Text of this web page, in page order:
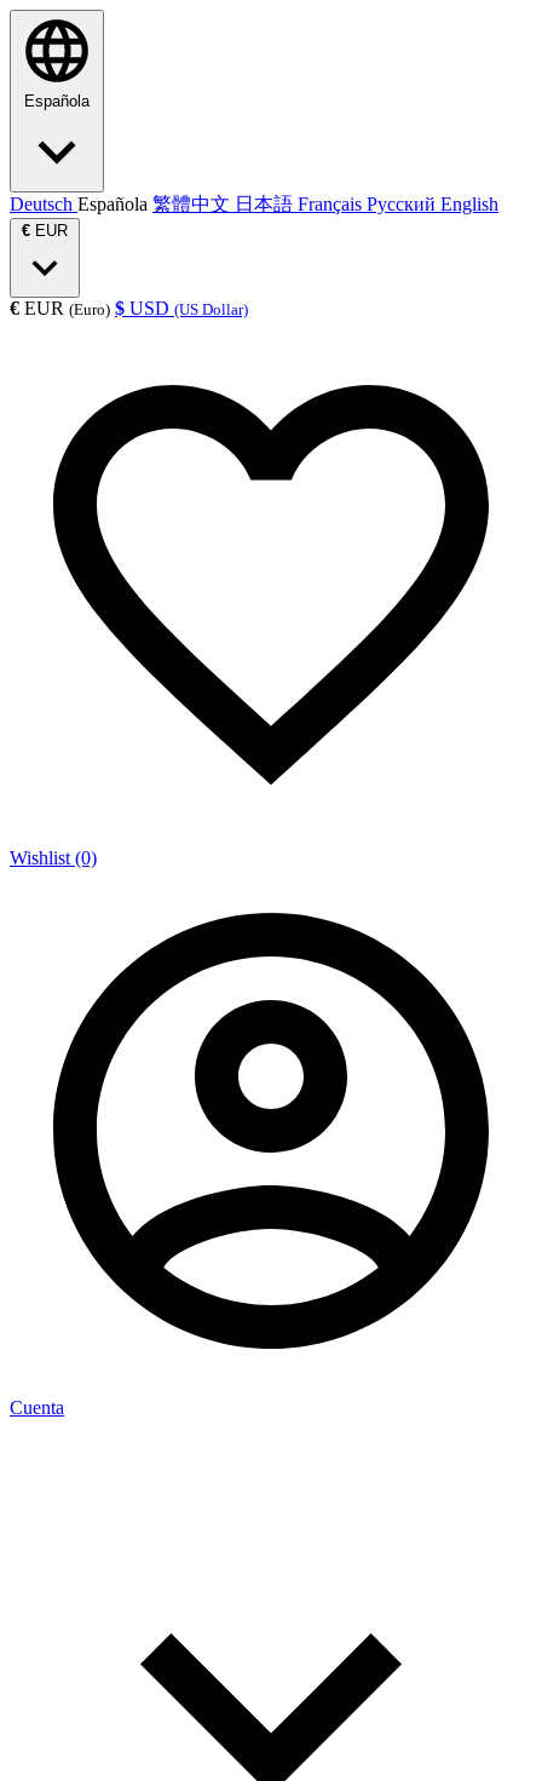
Española
Deutsch Española 繁體中文 日本語 Français Русский English
€ EUR
€ EUR (Euro) $ USD (US Dollar)
Wishlist (0)
Cuenta